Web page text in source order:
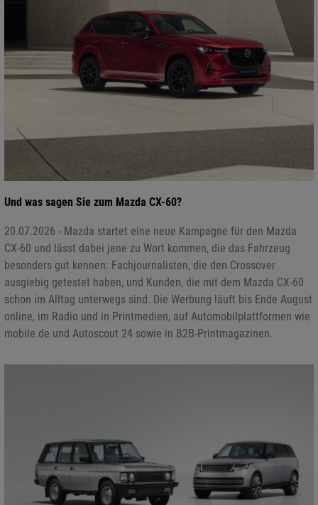
Und was sagen Sie zum Mazda CX-60?
20.07.2026 - Mazda startet eine neue Kampagne für den Mazda
CX-60 und lässt dabei jene zu Wort kommen, die das Fahrzeug
besonders gut kennen: Fachjournalisten, die den Crossover
ausgiebig getestet haben, und Kunden, die mit dem Mazda CX-60
schon im Alltag unterwegs sind. Die Werbung läuft bis Ende August
online, im Radio und in Printmedien, auf Automobilplattformen wie
mobile.de und Autoscout 24 sowie in B2B-Printmagazinen.